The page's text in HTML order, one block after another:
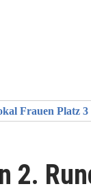
Frauen Platz 3
2.